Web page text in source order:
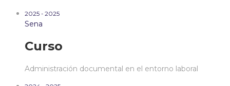
2025 - 2025
Sena
Curso
Administración documental en el entorno laboral